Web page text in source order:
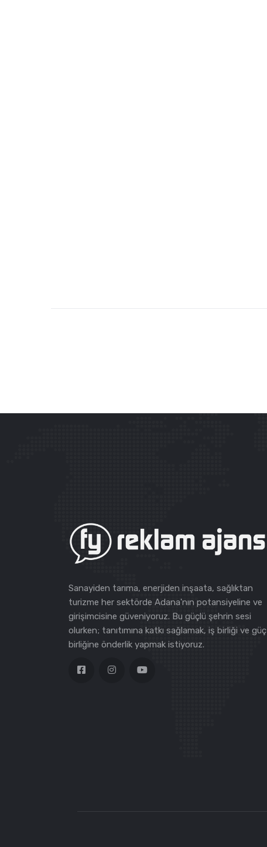
Sanayiden tarıma, enerjiden inşaata, sağlıktan
turizme her sektörde Adana'nın potansiyeline ve
girişimcisine güveniyoruz. Bu güçlü şehrin sesi
olurken; tanıtımına katkı sağlamak, iş birliği ve güç
birliğine önderlik yapmak istiyoruz.